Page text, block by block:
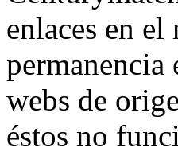
enlaces en
permanencia
webs de
éstos no